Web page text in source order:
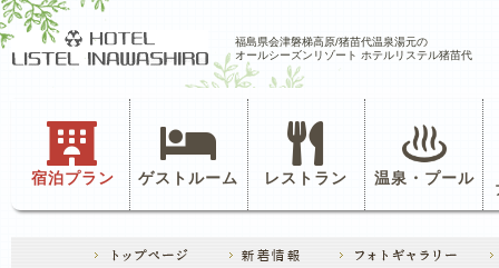
福島県会津磐梯高原/猪苗代温泉湯元の
オールシーズンリゾート ホテルリステル猪苗代
宿泊プラン ゲストルーム レストラン 温泉・プール